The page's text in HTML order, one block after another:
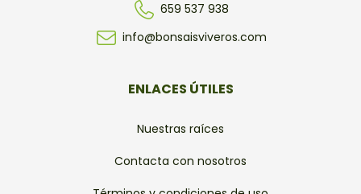
659 537 938
info@bonsaisviveros.com
ENLACES ÚTILES
Nuestras raíces
Contacta con nosotros